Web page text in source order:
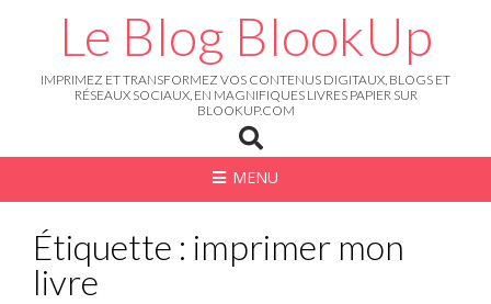
Le Blog BlookUp
IMPRIMEZ ET TRANSFORMEZ VOS CONTENUS DIGITAUX, BLOGS ET
RÉSEAUX SOCIAUX, EN MAGNIFIQUES LIVRES PAPIER SUR
BLOOKUP.COM
MENU
Étiquette : imprimer mon
livre